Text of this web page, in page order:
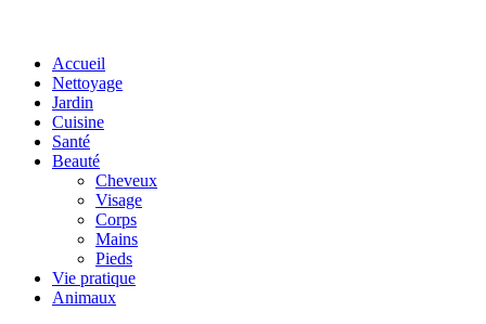
Accueil
Nettoyage
Jardin
Cuisine
Santé
Beauté
Cheveux
Visage
Corps
Mains
Pieds
Vie pratique
Animaux